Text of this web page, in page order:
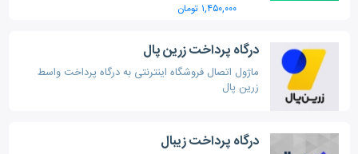
درگاه پرداخت زرین پال
ماژول اتصال فروشگاه اینترنتی به درگاه پرداخت واسط
زرین پال
درگاه پرداخت زیبال